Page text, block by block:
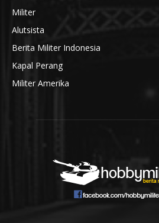
Militer
Alutsista
Berita Militer Indonesia
Kapal Perang
Militer Amerika